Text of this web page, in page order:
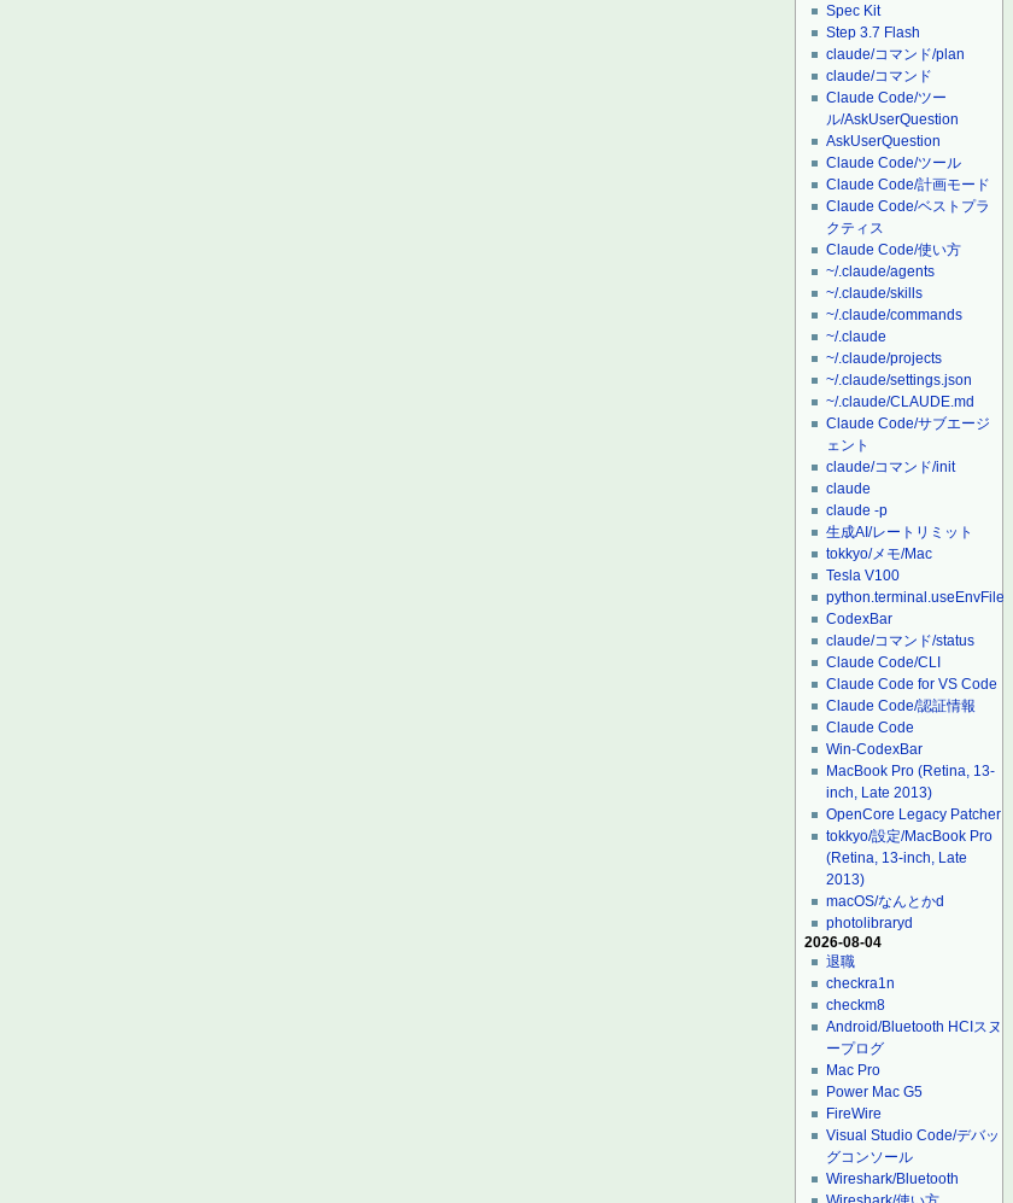
Spec Kit
Step 3.7 Flash
claude/コマンド/plan
claude/コマンド
Claude Code/ツー
ル/AskUserQuestion
AskUserQuestion
Claude Code/ツール
Claude Code/計画モード
Claude Code/ベストプラ
クティス
Claude Code/使い方
~/.claude/agents
~/.claude/skills
~/.claude/commands
~/.claude
~/.claude/projects
~/.claude/settings.json
~/.claude/CLAUDE.md
Claude Code/サブエージ
ェント
claude/コマンド/init
claude
claude -p
生成AI/レートリミット
tokkyo/メモ/Mac
Tesla V100
python.terminal.useEnvFile
CodexBar
claude/コマンド/status
Claude Code/CLI
Claude Code for VS Code
Claude Code/認証情報
Claude Code
Win-CodexBar
MacBook Pro (Retina, 13-
inch, Late 2013)
OpenCore Legacy Patcher
tokkyo/設定/MacBook Pro
(Retina, 13-inch, Late
2013)
macOS/なんとかd
photolibraryd
2026-08-04
退職
checkra1n
checkm8
Android/Bluetooth HCIスヌ
ープログ
Mac Pro
Power Mac G5
FireWire
Visual Studio Code/デバッ
グコンソール
Wireshark/Bluetooth